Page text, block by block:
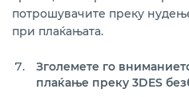
потрошувачите преку
при плаќањата.
Зголемете го
плаќање преку 3DES